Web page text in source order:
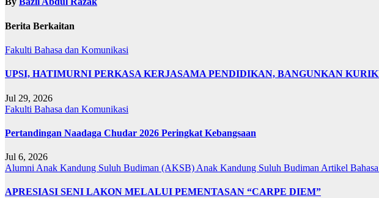
Berita Berkaitan
Fakulti Bahasa dan Komunikasi
UPSI, HATIMURNI PERKASA KERJASAMA PENDIDIKAN, BANGUNKAN
Jul 29, 2026
Fakulti Bahasa dan Komunikasi
Pertandingan Naadaga Chudar 2026 Peringkat Kebangsaan
Jul 6, 2026
Alumni Anak Kandung Suluh Budiman (AKSB) Anak Kandung Suluh Budiman Artikel
APRESIASI SENI LAKON MELALUI PEMENTASAN “CARPE DIEM”